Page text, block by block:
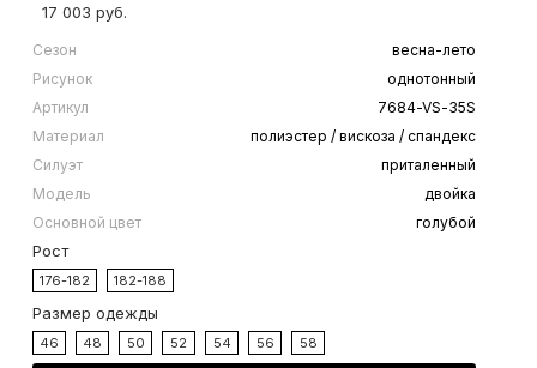
17 003 руб.
Сезон
весна-лето
Рисунок
однотонный
Артикул
7684-VS-35S
Материал
полиэстер / вискоза / спандекс
Силуэт
приталенный
Модель
двойка
Основной цвет
голубой
Рост
176-182 182-188
Размер одежды
46 48 50 52 54 56 58